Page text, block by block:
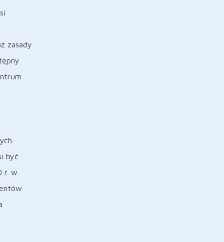
zasady
być
r. w